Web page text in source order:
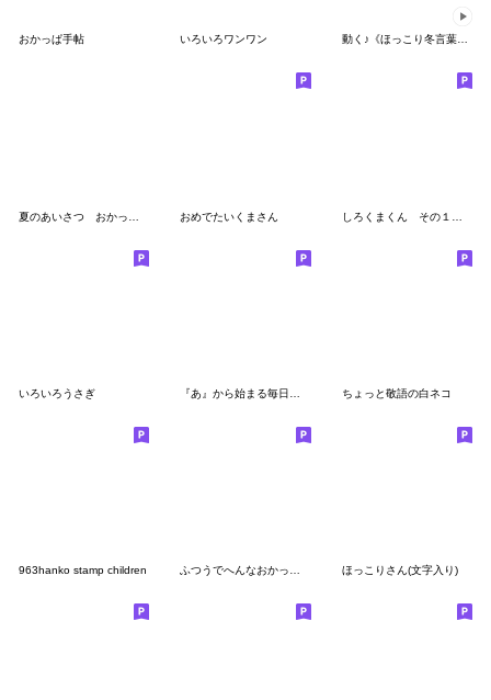
おかっぱ手帖 いろいろワンワン 動く♪《ほっこり冬言葉》ハナチャンと猫
おめでたいくまさん
いろいろうさぎ ちょっと敬語の白ネコ
963hanko stamp children ふつうでへんなおかっぱさん ほっこりさん(文字入り)